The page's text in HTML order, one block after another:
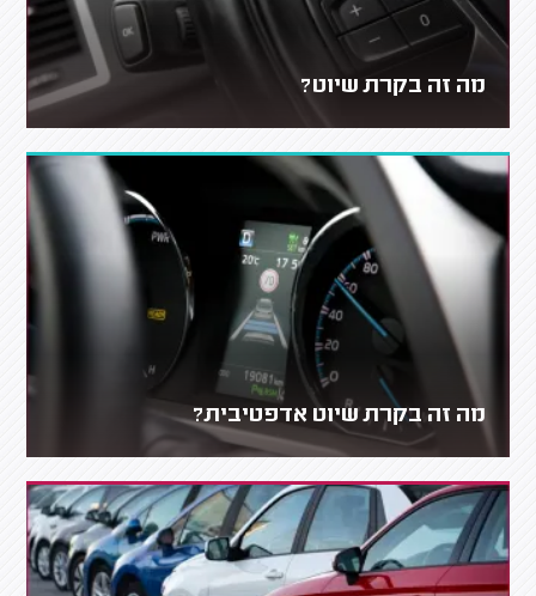
מה זה בקרת שיוט?
מה זה בקרת שיוט אדפטיבית?